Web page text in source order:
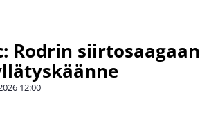
Rodrin siirtosaagaan
12:00